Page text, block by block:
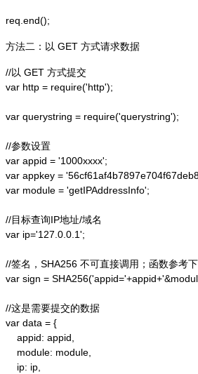
方法二：以 GET 方式请求数据
//以 GET 方式提交
var http = require('http');
var querystring = require('querystring');
//参数设置
var appid = '1000xxxx';
var appkey =
var module = 'getIPAddressInfo';
//目标查询IP地址/域名
var ip='127.0.0.1';
//签名，SHA256 不可直接调用；函数参考
var sign =
//这是需要提交的数据
var data = {
    appid: appid,
    module: module,
    ip: ip,